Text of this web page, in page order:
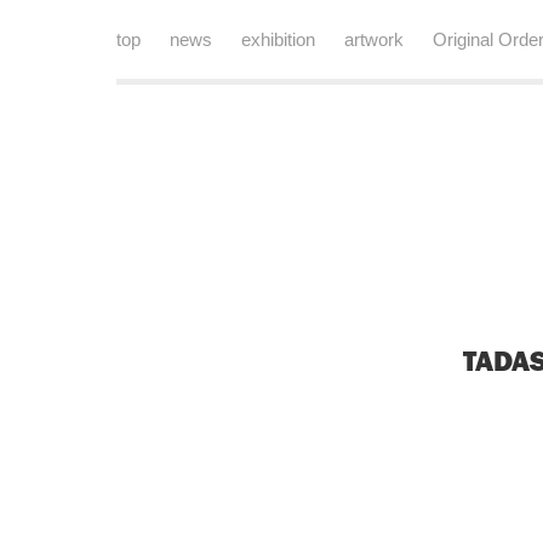
top news exhibition artwork Original